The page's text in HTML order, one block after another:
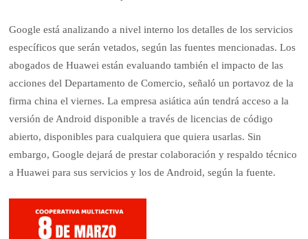
Google está analizando a nivel interno los detalles de los servicios
específicos que serán vetados, según las fuentes mencionadas. Los
abogados de Huawei están evaluando también el impacto de las
acciones del Departamento de Comercio, señaló un portavoz de la
firma china el viernes. La empresa asiática aún tendrá acceso a la
versión de Android disponible a través de licencias de código
abierto, disponibles para cualquiera que quiera usarlas. Sin
embargo, Google dejará de prestar colaboración y respaldo técnico
a Huawei para sus servicios y los de Android, según la fuente.